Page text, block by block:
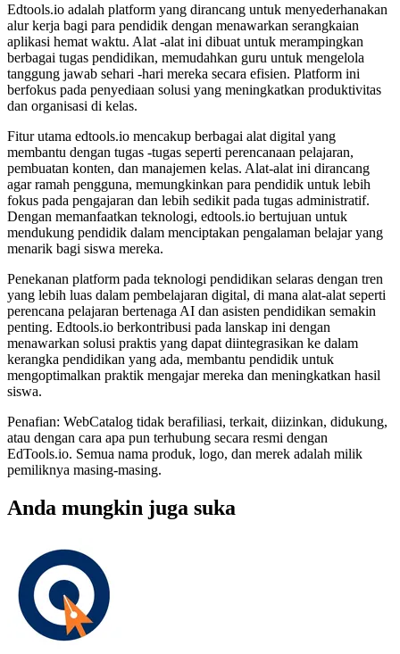
Edtools.io adalah platform yang dirancang untuk menyederhanakan
alur kerja bagi para pendidik dengan menawarkan serangkaian
aplikasi hemat waktu. Alat -alat ini dibuat untuk merampingkan
berbagai tugas pendidikan, memudahkan guru untuk mengelola
tanggung jawab sehari -hari mereka secara efisien. Platform ini
berfokus pada penyediaan solusi yang meningkatkan produktivitas
dan organisasi di kelas.
Fitur utama edtools.io mencakup berbagai alat digital yang
membantu dengan tugas -tugas seperti perencanaan pelajaran,
pembuatan konten, dan manajemen kelas. Alat-alat ini dirancang
agar ramah pengguna, memungkinkan para pendidik untuk lebih
fokus pada pengajaran dan lebih sedikit pada tugas administratif.
Dengan memanfaatkan teknologi, edtools.io bertujuan untuk
mendukung pendidik dalam menciptakan pengalaman belajar yang
menarik bagi siswa mereka.
Penekanan platform pada teknologi pendidikan selaras dengan tren
yang lebih luas dalam pembelajaran digital, di mana alat-alat seperti
perencana pelajaran bertenaga AI dan asisten pendidikan semakin
penting. Edtools.io berkontribusi pada lanskap ini dengan
menawarkan solusi praktis yang dapat diintegrasikan ke dalam
kerangka pendidikan yang ada, membantu pendidik untuk
mengoptimalkan praktik mengajar mereka dan meningkatkan hasil
siswa.
Penafian: WebCatalog tidak berafiliasi, terkait, diizinkan, didukung,
atau dengan cara apa pun terhubung secara resmi dengan
EdTools.io. Semua nama produk, logo, dan merek adalah milik
pemiliknya masing-masing.
Anda mungkin juga suka